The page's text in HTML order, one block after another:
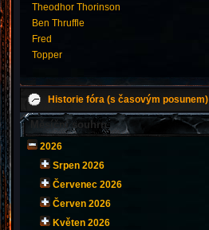
Theodhor Thorinson
Ben Thruffle
Fred
Topper
Historie fóra (s časovým posunem)
Měsíční souhrn
2026
Srpen 2026
Červenec 2026
Červen 2026
Květen 2026